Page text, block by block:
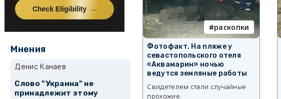
раскопки
Фотофакт. На пляже у
севастопольского отеля
«Аквамарин» ночью
ведутся земляные работы
Свидетелем стали случайные
прохожие.
Мнения
Денис Канаев
Слово "Украина" не
принадлежит этому